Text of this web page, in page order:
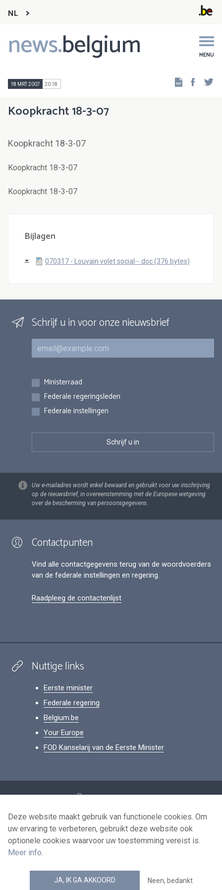
NL
news.belgium MENU
Main
navigation
18 MRT 2007 20:18
Koopkracht 18-3-07
Koopkracht 18-3-07
Koopkracht 18-3-07
Koopkracht 18-3-07
Bijlagen
070317 - Louvain volet social--.doc (376 bytes)
Schrijf u in voor onze nieuwsbrief
E-mail
Inschrijvingen
Ministerraad
Federale regeringsleden
Federale instellingen
Uw e-mailadres wordt enkel bewaard en gebruikt voor uw inschrijving
op de nieuwsbrief, in overeenstemming met de Europese wetgeving
over de bescherming van persoonsgegevens.
Contactpunten
Vind alle contactgegevens terug van de woordvoerders
van de federale instellingen en regering.
Raadpleeg de contactenlijst
Nuttige links
Eerste minister
Federale regering
Belgium.be
Your Europe
FOD Kanselarij van de Eerste Minister
Persoonsgegevens
Voorwaarden voor het hergebruik
Contacteer ons
news.belgium RSS feed
Deze website maakt gebruik van functionele cookies. Om
uw ervaring te verbeteren, gebruikt deze website ook
optionele cookies waarvoor uw toestemming vereist is.
Meer info.
JA, IK GA AKKOORD Neen, bedankt